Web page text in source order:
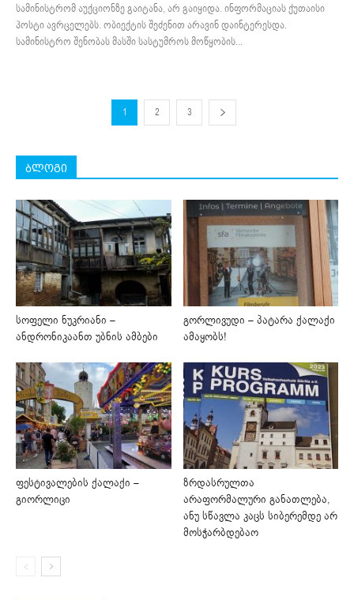
სამინისტრომ აუქციონზე გაიტანა, არ გაიყიდა. ინფორმაციას ქუთაისი
პოსტი ავრცელებს. ობიექტის შეძენით არავინ დაინტერესდა.
სამინისტრო შენობას მასში სასტუმროს მოწყობის...
1 2 3
ბლოგი
სოფელი ნუკრიანი –
ანდრონიკაანთ უბნის ამბები
გორლივუდი – პატარა ქალაქი
ამაყობს!
ფესტივალების ქალაქი –
გიორლიცი
ზრდასრულთა
არაფორმალური განათლება,
ანუ სწავლა კაცს სიბერემდე არ
მოსჭარბდებაო